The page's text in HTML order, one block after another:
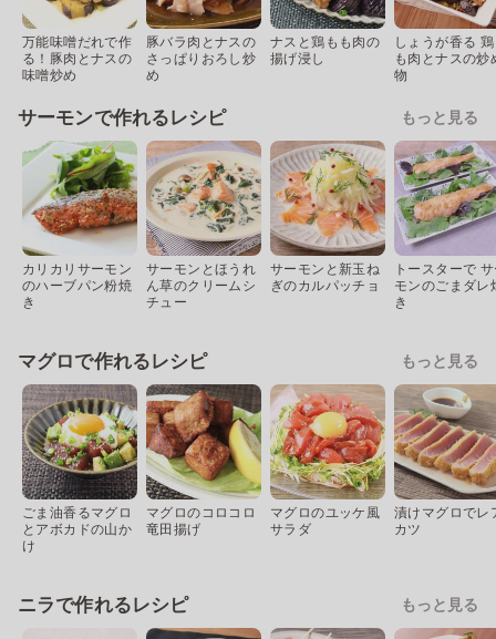
万能味噌だれで作
る！豚肉とナスの
味噌炒め
豚バラ肉とナスの
さっぱりおろし炒
め
ナスと鶏もも肉の
揚げ浸し
しょうが香る
も肉とナスの炒
物
サーモンで作れるレシピ もっと見る
カリカリサーモン
のハーブパン粉焼
き
サーモンとほうれ
ん草のクリームシ
チュー
サーモンと新玉ね
ぎのカルパッチョ
トースターで
モンのごまダレ
き
マグロで作れるレシピ もっと見る
ごま油香るマグロ
とアボカドの山か
け
マグロのコロコロ
竜田揚げ
マグロのユッケ風
サラダ
漬けマグロでレ
カツ
ニラで作れるレシピ もっと見る